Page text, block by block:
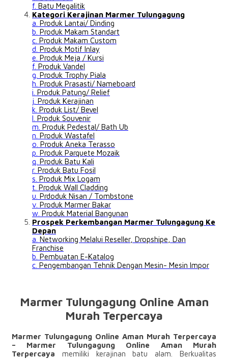
f. Batu Megalitik
Kategori Kerajinan Marmer Tulungagung
a. Produk Lantai/ Dinding
b. Produk Makam Standart
c. Produk Makam Custom
d. Produk Motif Inlay
e. Produk Meja / Kursi
f. Produk Vandel
g. Produk Trophy Piala
h. Produk Prasasti/ Nameboard
i. Produk Patung/ Relief
j. Produk Kerajinan
k. Produk List/ Bevel
l. Produk Souvenir
m. Produk Pedestal/ Bath Ub
n. Produk Wastafel
o. Produk Aneka Terasso
p. Produk Parquete Mozaik
q. Produk Batu Kali
r. Produk Batu Fosil
s. Produk Mix Logam
t. Produk Wall Cladding
u. Prdoduk Nisan / Tombstone
v. Produk Marmer Bakar
w. Produk Material Bangunan
Prospek Perkembangan Marmer Tulungagung Ke
Depan
a. Networking Melalui Reseller, Dropshipe, Dan
Franchise
b. Pembuatan E-Katalog
c. Pengembangan Tehnik Dengan Mesin- Mesin Impor
Marmer Tulungagung Online Aman
Murah Terpercaya
Marmer Tulungagung Online Aman Murah Terpercaya
– Marmer Tulungagung Online Aman Murah
Terpercaya memiliki kerajinan batu alam. Berkualitas